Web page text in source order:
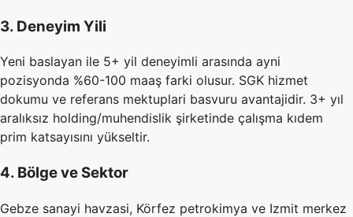
3. Deneyim Yili
Yeni baslayan ile 5+ yil deneyimli arasında ayni
pozisyonda %60-100 maaş farki olusur. SGK hizmet
dokumu ve referans mektuplari basvuru avantajidir. 3+ yıl
aralıksız holding/muhendislik şirketinde çalışma kıdem
prim katsayısını yükseltir.
4. Bölge ve Sektor
Gebze sanayi havzasi, Körfez petrokimya ve Izmit merkez